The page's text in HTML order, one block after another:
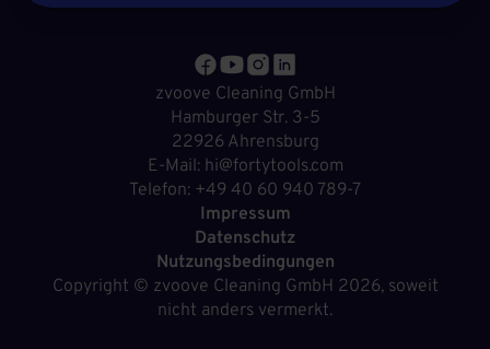
zvoove Cleaning GmbH
Hamburger Str. 3-5
22926 Ahrensburg
E-Mail: hi@fortytools.com
Telefon: +49 40 60 940 789-7
Impressum
Datenschutz
Nutzungsbedingungen
Copyright © zvoove Cleaning GmbH 2026, soweit
nicht anders vermerkt.